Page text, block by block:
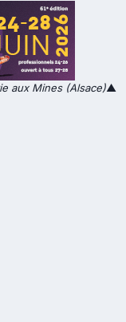
aux Mines (Alsace)▲